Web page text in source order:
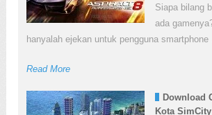
Siapa bilang
ada
hanyalah ejekan untuk pengguna
Read More
Download
Kota